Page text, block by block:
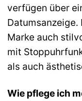
verfügen über
Marke auch
mit
als auch
Wie pflege ich